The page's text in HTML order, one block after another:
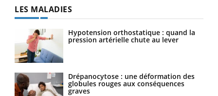
LES MALADIES
Hypotension orthostatique : quand la
pression artérielle chute au lever
Drépanocytose : une déformation des
globules rouges aux conséquences
graves